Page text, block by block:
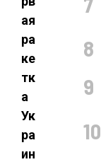
ая
ра
ке
тк
а
Ук
ра
ин